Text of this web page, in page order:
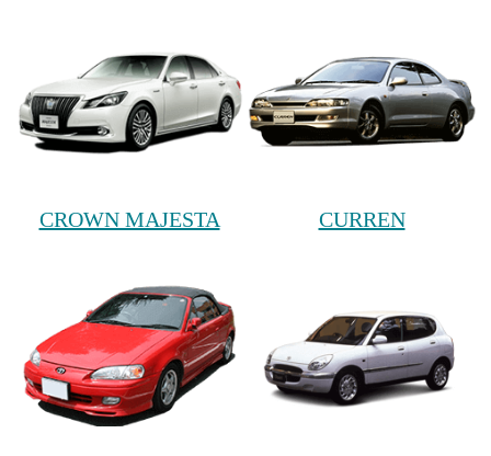
CROWN MAJESTA CURREN